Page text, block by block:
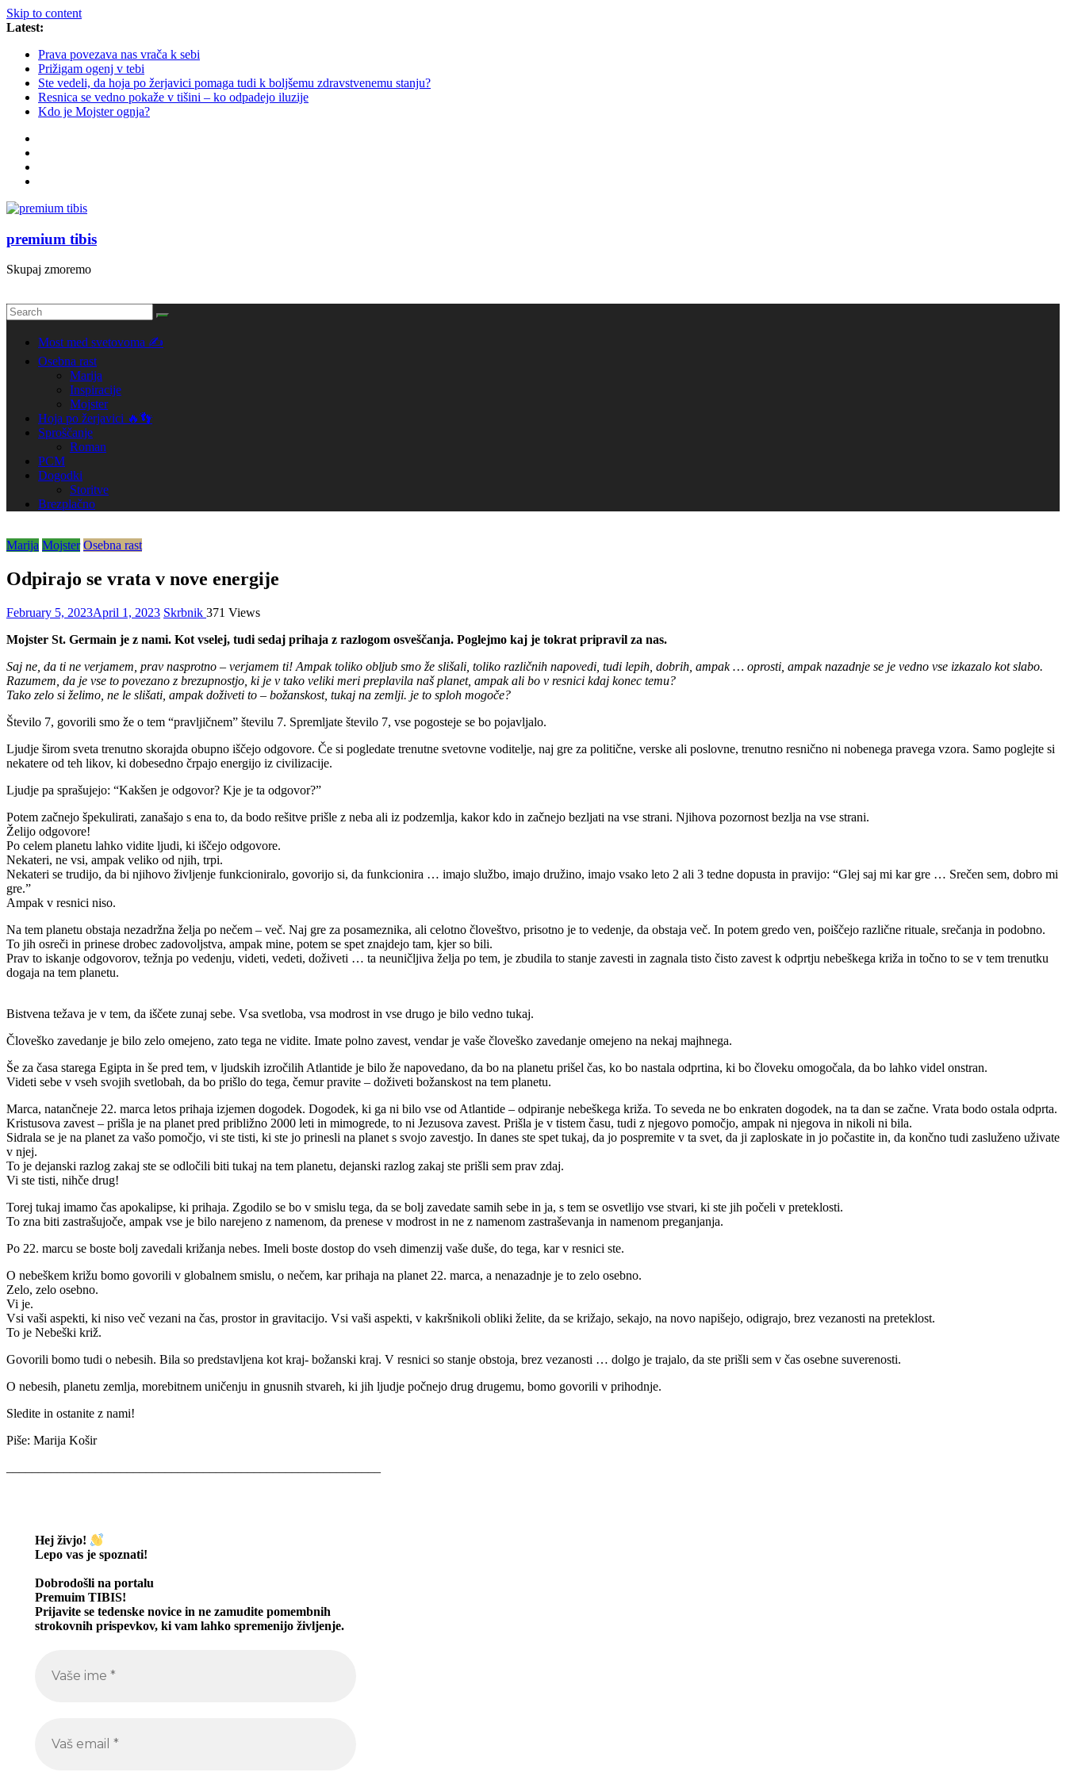
Skip to content
Latest:
Prava povezava nas vrača k sebi
Prižigam ogenj v tebi
Ste vedeli, da hoja po žerjavici pomaga tudi k boljšemu zdravstvenemu stanju?
Resnica se vedno pokaže v tišini – ko odpadejo iluzije
Kdo je Mojster ognja?
premium tibis
Skupaj zmoremo
Most med svetovoma ✍️
Osebna rast
Marija
Inspiracije
Mojster
Hoja po žerjavici 🔥👣
Sproščanje
Roman
PCM
Dogodki
Storitve
Brezplačno
Marija Mojster Osebna rast
Odpirajo se vrata v nove energije
February 5, 2023April 1, 2023 Skrbnik 371 Views
Mojster St. Germain je z nami. Kot vselej, tudi sedaj prihaja z razlogom osveščanja. Poglejmo kaj je tokrat pripravil za nas.
Saj ne, da ti ne verjamem, prav nasprotno – verjamem ti! Ampak toliko obljub smo že slišali, toliko različnih napovedi, tudi lepih, dobrih, ampak … oprosti, ampak nazadnje se je vedno vse izkazalo kot slabo.
Razumem, da je vse to povezano z brezupnostjo, ki je v tako veliki meri preplavila naš planet, ampak ali bo v resnici kdaj konec temu?
Tako zelo si želimo, ne le slišati, ampak doživeti to – božanskost, tukaj na zemlji. je to sploh mogoče?
Število 7, govorili smo že o tem “pravljičnem” številu 7. Spremljate število 7, vse pogosteje se bo pojavljalo.
Ljudje širom sveta trenutno skorajda obupno iščejo odgovore. Če si pogledate trenutne svetovne voditelje, naj gre za politične, verske ali poslovne, trenutno resnično ni nobenega pravega vzora. Samo poglejte si
nekatere od teh likov, ki dobesedno črpajo energijo iz civilizacije.
Ljudje pa sprašujejo: “Kakšen je odgovor? Kje je ta odgovor?”
Potem začnejo špekulirati, zanašajo s ena to, da bodo rešitve prišle z neba ali iz podzemlja, kakor kdo in začnejo bezljati na vse strani. Njihova pozornost bezlja na vse strani.
Želijo odgovore!
Po celem planetu lahko vidite ljudi, ki iščejo odgovore.
Nekateri, ne vsi, ampak veliko od njih, trpi.
Nekateri se trudijo, da bi njihovo življenje funkcioniralo, govorijo si, da funkcionira … imajo službo, imajo družino, imajo vsako leto 2 ali 3 tedne dopusta in pravijo: “Glej saj mi kar gre … Srečen sem, dobro mi
gre.”
Ampak v resnici niso.
Na tem planetu obstaja nezadržna želja po nečem – več. Naj gre za posameznika, ali celotno človeštvo, prisotno je to vedenje, da obstaja več. In potem gredo ven, poiščejo različne rituale, srečanja in podobno.
To jih osreči in prinese drobec zadovoljstva, ampak mine, potem se spet znajdejo tam, kjer so bili.
Prav to iskanje odgovorov, težnja po vedenju, videti, vedeti, doživeti … ta neuničljiva želja po tem, je zbudila to stanje zavesti in zagnala tisto čisto zavest k odprtju nebeškega križa in točno to se v tem trenutku
dogaja na tem planetu.
Bistvena težava je v tem, da iščete zunaj sebe. Vsa svetloba, vsa modrost in vse drugo je bilo vedno tukaj.
Človeško zavedanje je bilo zelo omejeno, zato tega ne vidite. Imate polno zavest, vendar je vaše človeško zavedanje omejeno na nekaj majhnega.
Še za časa starega Egipta in še pred tem, v ljudskih izročilih Atlantide je bilo že napovedano, da bo na planetu prišel čas, ko bo nastala odprtina, ki bo človeku omogočala, da bo lahko videl onstran.
Videti sebe v vseh svojih svetlobah, da bo prišlo do tega, čemur pravite – doživeti božanskost na tem planetu.
Marca, natančneje 22. marca letos prihaja izjemen dogodek. Dogodek, ki ga ni bilo vse od Atlantide – odpiranje nebeškega križa. To seveda ne bo enkraten dogodek, na ta dan se začne. Vrata bodo ostala odprta.
Kristusova zavest – prišla je na planet pred približno 2000 leti in mimogrede, to ni Jezusova zavest. Prišla je v tistem času, tudi z njegovo pomočjo, ampak ni njegova in nikoli ni bila.
Sidrala se je na planet za vašo pomočjo, vi ste tisti, ki ste jo prinesli na planet s svojo zavestjo. In danes ste spet tukaj, da jo pospremite v ta svet, da ji zaploskate in jo počastite in, da končno tudi zasluženo uživate
v njej.
To je dejanski razlog zakaj ste se odločili biti tukaj na tem planetu, dejanski razlog zakaj ste prišli sem prav zdaj.
Vi ste tisti, nihče drug!
Torej tukaj imamo čas apokalipse, ki prihaja. Zgodilo se bo v smislu tega, da se bolj zavedate samih sebe in ja, s tem se osvetlijo vse stvari, ki ste jih počeli v preteklosti.
To zna biti zastrašujoče, ampak vse je bilo narejeno z namenom, da prenese v modrost in ne z namenom zastraševanja in namenom preganjanja.
Po 22. marcu se boste bolj zavedali križanja nebes. Imeli boste dostop do vseh dimenzij vaše duše, do tega, kar v resnici ste.
O nebeškem križu bomo govorili v globalnem smislu, o nečem, kar prihaja na planet 22. marca, a nenazadnje je to zelo osebno.
Zelo, zelo osebno.
Vi je.
Vsi vaši aspekti, ki niso več vezani na čas, prostor in gravitacijo. Vsi vaši aspekti, v kakršnikoli obliki želite, da se križajo, sekajo, na novo napišejo, odigrajo, brez vezanosti na preteklost.
To je Nebeški križ.
Govorili bomo tudi o nebesih. Bila so predstavljena kot kraj- božanski kraj. V resnici so stanje obstoja, brez vezanosti … dolgo je trajalo, da ste prišli sem v čas osebne suverenosti.
O nebesih, planetu zemlja, morebitnem uničenju in gnusnih stvareh, ki jih ljudje počnejo drug drugemu, bomo govorili v prihodnje.
Sledite in ostanite z nami!
Piše: Marija Košir
Hej živjo!
Lepo vas je spoznati!
Dobrodošli na portalu
Premuim TIBIS!
Prijavite se tedenske novice in ne zamudite pomembnih
strokovnih prispevkov, ki vam lahko spremenijo življenje.